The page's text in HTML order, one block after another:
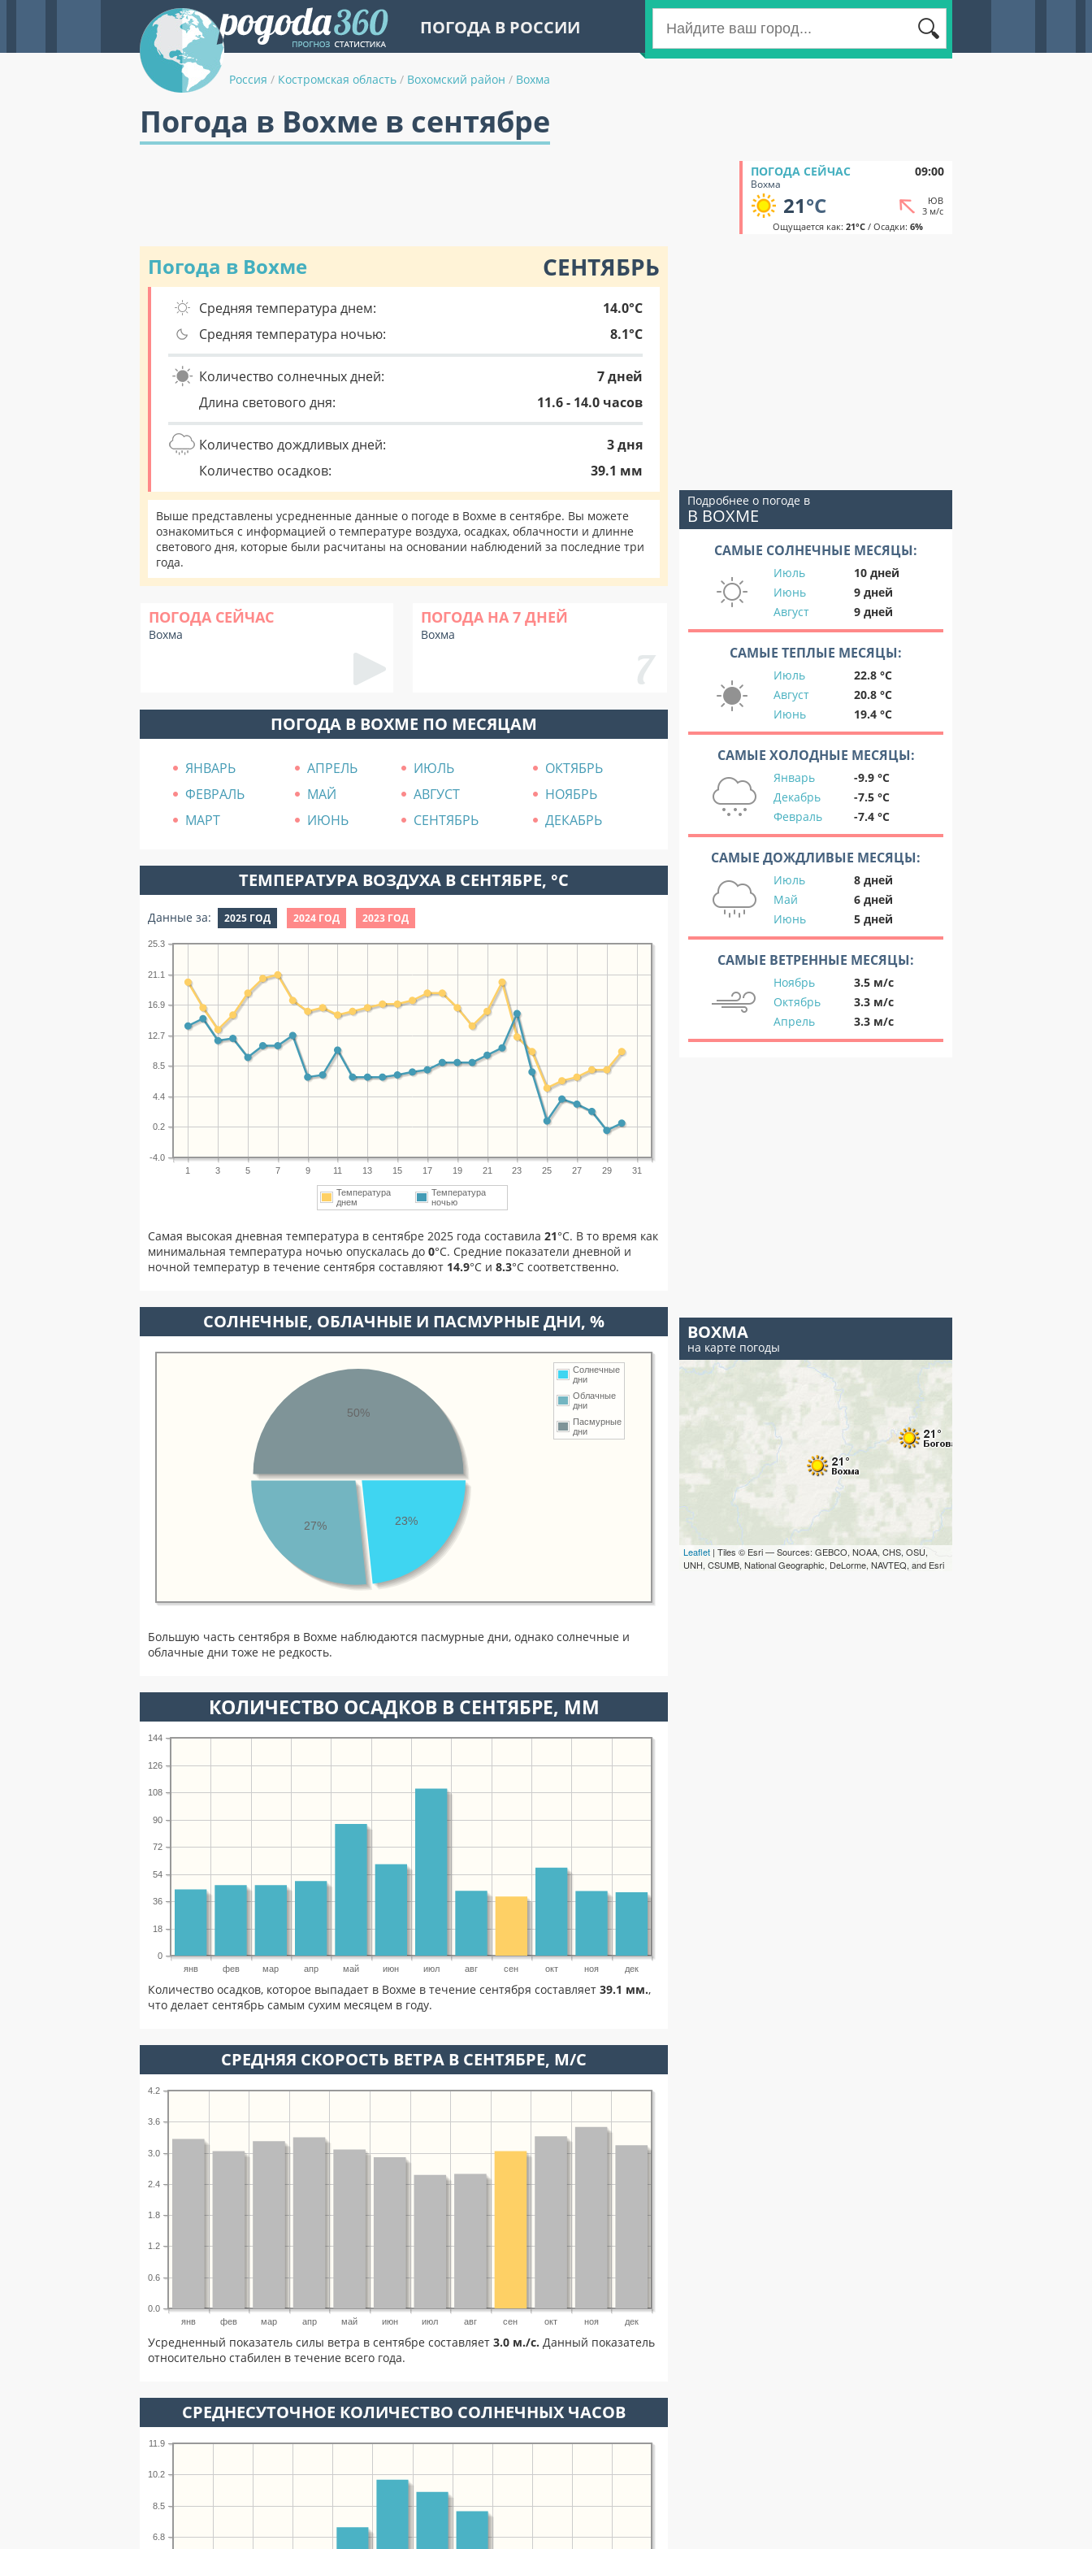
ПОГОДА В РОССИИ
Россия / Костромская область / Вохомский район / Вохма
Погода в Вохме в сентябре
ПОГОДА СЕЙЧАС 09:00
Вохма
21°C
ЮВ
3 м/с
Ощущается как: 21°C/ Осадки: 6%
Погода в Вохме СЕНТЯБРЬ
Средняя температура днем:
14.0°C
Средняя температура ночью:
8.1°C
Количество солнечных дней:
7 дней
Длина светового дня:
11.6 - 14.0 часов
Количество дождливых дней:
3 дня
Количество осадков:
39.1 мм
Выше представлены усредненные данные о погоде в Вохме в сентябре. Вы можете
ознакомиться с информацией о температуре воздуха, осадках, облачности и длинне
светового дня, которые были расчитаны на основании наблюдений за последние три
года.
ПОГОДА СЕЙЧАС
Вохма
ПОГОДА НА 7 ДНЕЙ
Вохма
ПОГОДА В ВОХМЕ ПО МЕСЯЦАМ
ЯНВАРЬ АПРЕЛЬ ИЮЛЬ
ОКТЯБРЬ
ФЕВРАЛЬ
МАЙ АВГУСТ
НОЯБРЬ
МАРТ
ИЮНЬ СЕНТЯБРЬ ДЕКАБРЬ
ТЕМПЕРАТУРА ВОЗДУХА В СЕНТЯБРЕ, °C
Данные за: 2025 ГОД 2024 ГОД 2023 ГОД
1 3 5 7 9 11 13 15 17 19 21 23 25 27 29 31
-4.0
0.2
4.4
8.5
12.7
16.9
21.1
25.3
Температура
днем
Температура
ночью
Самая высокая дневная температура в сентябре 2025 года составила 21°С. В то время как
минимальная температура ночью опускалась до 0°C. Средние показатели дневной и
ночной температур в течение сентября составляют 14.9°С и 8.3°С соответственно.
CОЛНЕЧНЫЕ, ОБЛАЧНЫЕ И ПАСМУРНЫЕ ДНИ, %
Солнечные
дни
Облачные
дни
Пасмурные
дни
23%
27%
50%
Большую часть сентября в Вохме наблюдаются пасмурные дни, однако солнечные и
облачные дни тоже не редкость.
КОЛИЧЕСТВО ОСАДКОВ В СЕНТЯБРЕ, ММ
янв фев мар апр май июн июл авг сен окт ноя дек
0
18
36
54
72
90
108
126
144
Количество осадков, которое выпадает в Вохме в течение сентября составляет 39.1 мм.,
что делает сентябрь самым сухим месяцем в году.
СРЕДНЯЯ СКОРОСТЬ ВЕТРА В СЕНТЯБРЕ, М/С
янв фев мар апр май июн июл авг сен окт ноя дек
0.0
0.6
1.2
1.8
2.4
3.0
3.6
4.2
Усредненный показатель силы ветра в сентябре составляет 3.0 м./с. Данный показатель
относительно стабилен в течение всего года.
СРЕДНЕСУТОЧНОЕ КОЛИЧЕСТВО СОЛНЕЧНЫХ ЧАСОВ
6.8
8.5
10.2
11.9
Подробнее о погоде в
В ВОХМЕ
САМЫЕ СОЛНЕЧНЫЕ МЕСЯЦЫ:
Июль
10 дней
Июнь
9 дней
Август
9 дней
САМЫЕ ТЕПЛЫЕ МЕСЯЦЫ:
Июль
22.8 °C
Август
20.8 °C
Июнь
19.4 °C
САМЫЕ ХОЛОДНЫЕ МЕСЯЦЫ:
Январь
-9.9 °C
Декабрь
-7.5 °C
Февраль
-7.4 °C
САМЫЕ ДОЖДЛИВЫЕ МЕСЯЦЫ:
Июль
8 дней
Май
6 дней
Июнь
5 дней
САМЫЕ ВЕТРЕННЫЕ МЕСЯЦЫ:
Ноябрь
3.5 м/с
Октябрь
3.3 м/с
Апрель
3.3 м/с
ВОХМА
на карте погоды
Leaflet | Tiles © Esri — Sources: GEBCO, NOAA, CHS, OSU,
UNH, CSUMB, National Geographic, DeLorme, NAVTEQ, and Esri